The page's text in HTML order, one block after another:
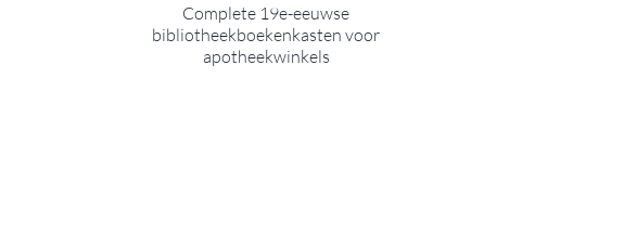
Complete 19e-eeuwse
bibliotheekboekenkasten voor
apotheekwinkels